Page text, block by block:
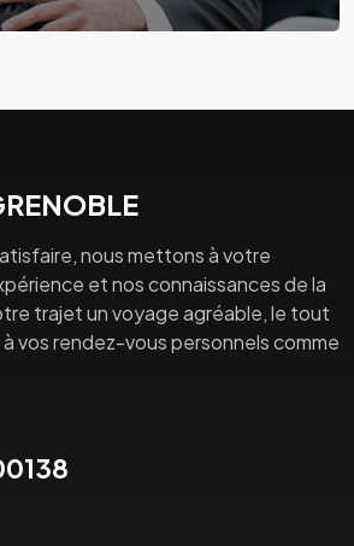
nous mettons à votre
et nos connaissances de la
trajet un voyage agréable, le tout
à vos rendez-vous personnels comme